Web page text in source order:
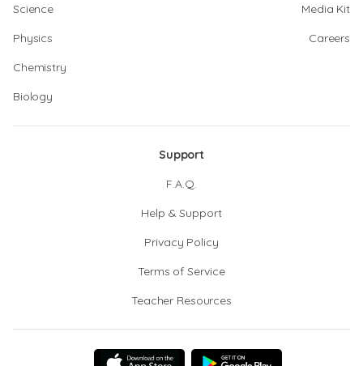
Science
Physics
Chemistry
Biology
Media Kit
Careers
Support
F.A.Q.
Help & Support
Privacy Policy
Terms of Service
Teacher Resources